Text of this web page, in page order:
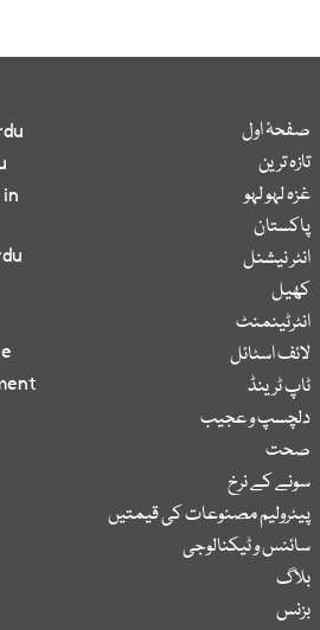
صفحۂ اول
تازہ ترین
غزہ لہو لہو
پاکستان
انٹر نیشنل
کھیل
انٹرٹینمنٹ
لائف اسٹائل
ٹاپ ٹرینڈ
دلچسپ و عجیب
صحت
سونے کے نرخ
پیٹرولیم مصنوعات کی قیمتیں
سائنس و ٹیکنالوجی
بلاگ
بزنس